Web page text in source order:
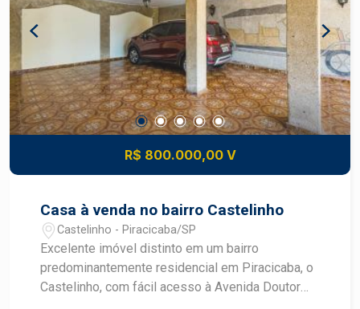
R$ 800.000,00 V
Casa à venda no bairro Castelinho
Castelinho - Piracicaba/SP
Excelente imóvel distinto em um bairro
predominantemente residencial em Piracicaba, o
Castelinho, com fácil acesso à Avenida Doutor